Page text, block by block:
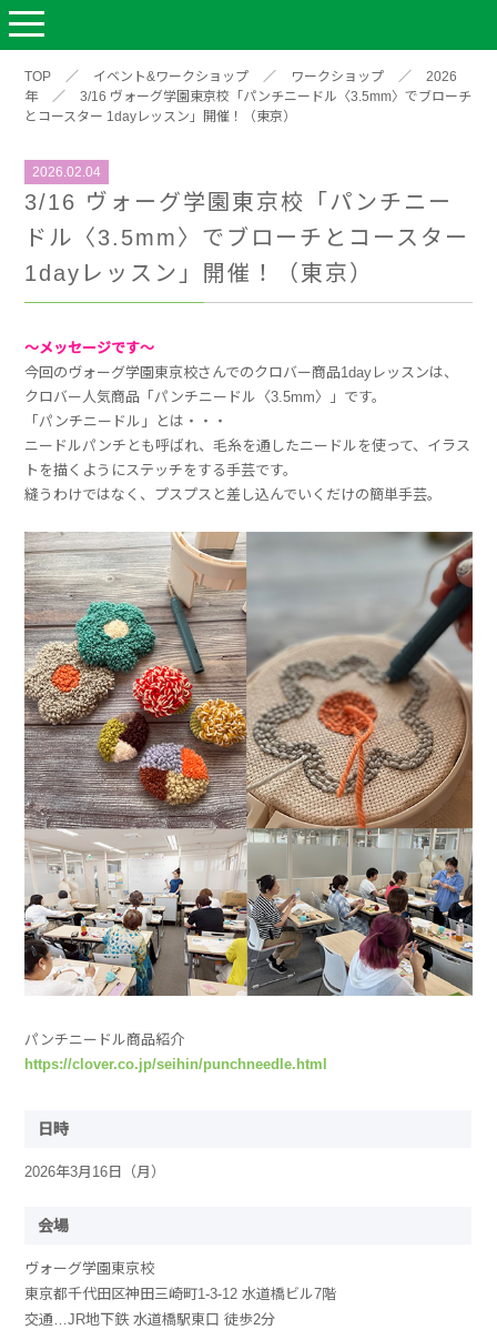
TOP ／ イベント&ワークショップ ／ ワークショップ ／
2026
年
／
3/16 ヴォーグ学園東京校「パンチニードル〈3.5mm〉でブローチ
とコースター 1dayレッスン」開催！（東京）
2026.02.04
3/16 ヴォーグ学園東京校「パンチニー
ドル〈3.5mm〉でブローチとコースター
1dayレッスン」開催！（東京）
～メッセージです～
今回のヴォーグ学園東京校さんでのクロバー商品1dayレッスンは、
クロバー人気商品「パンチニードル〈3.5mm〉」です。
「パンチニードル」とは・・・
ニードルパンチとも呼ばれ、毛糸を通したニードルを使って、イラス
トを描くようにステッチをする手芸です。
縫うわけではなく、プスプスと差し込んでいくだけの簡単手芸。
パンチニードル商品紹介
https://clover.co.jp/seihin/punchneedle.html
日時
2026年3月16日（月）
会場
ヴォーグ学園東京校
東京都千代田区神田三崎町1-3-12 水道橋ビル7階
交通…JR地下鉄 水道橋駅東口 徒歩2分